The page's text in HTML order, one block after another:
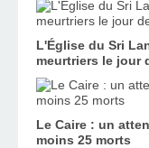
L'Église du Sri
meurtriers le jour
Le Caire : un
moins 25 morts